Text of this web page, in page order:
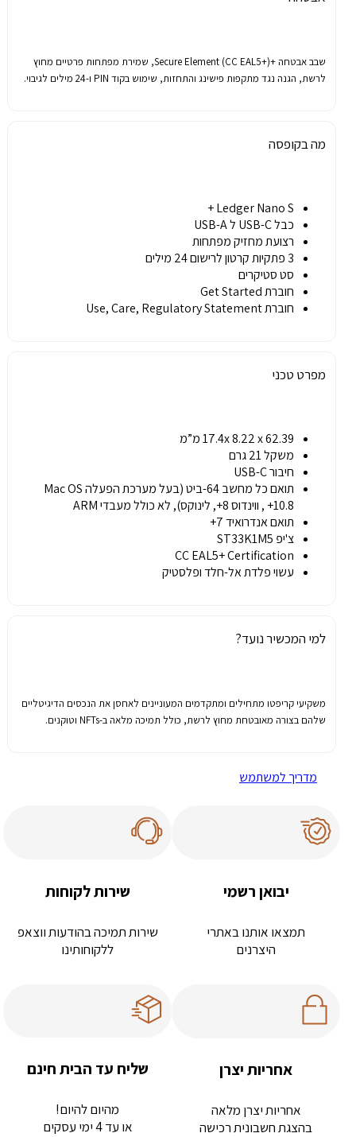
שבבאבטחה+Secure Element (CC EAL5+), שמירתמפתחותפרטייםמחוץ
לרשת,הגנהנגדמתקפותפישינגוהתחזות,שימוש בקודPIN ו-24 מיליםלגיבוי.
מה בקופסה
Ledger Nano S +
כבל USB-C ל USB-A
רצועת מחזיק מפתחות
סט סטיקרים
חוברת Get Started
חוברת Use, Care, Regulatory Statement
מפרט טכני
17.4x 8.22 x 62.39 מ”מ
משקל 21 גרם
חיבור USB-C
תואם כל מחשב 64-ביט (בעל מערכת הפעלה Mac OS
10.8+ , ווינדוס 8+, לינוקס), לא כולל מעבדי ARM
תואם אנדרואיד 7+
צ'יפ ST33K1M5
CC EAL5+ Certification
עשוי פלדת אל-חלד ופלסטיק
למי המכשיר נועד?
משקיעיקריפטומתחיליםומתקדמיםהמעונייניםלאחסןאתהנכסיםהדיגיטליים
שלהםבצורהמאובטחת מחוץ לרשת,כוללתמיכהמלאהב-NFTs וטוקנים.
מדריך למשתמש
יבואן רשמי
תמצאו אותנו באתרי
היצרנים
שירות לקוחות
שירות תמיכה בהודעות ווצאפ
ללקוחותינו
אחריות יצרן
אחריות יצרן מלאה
בהצגת חשבונית רכישה
שליח עד הבית חינם
מהיום להיום!
או עד 4 ימי עסקים